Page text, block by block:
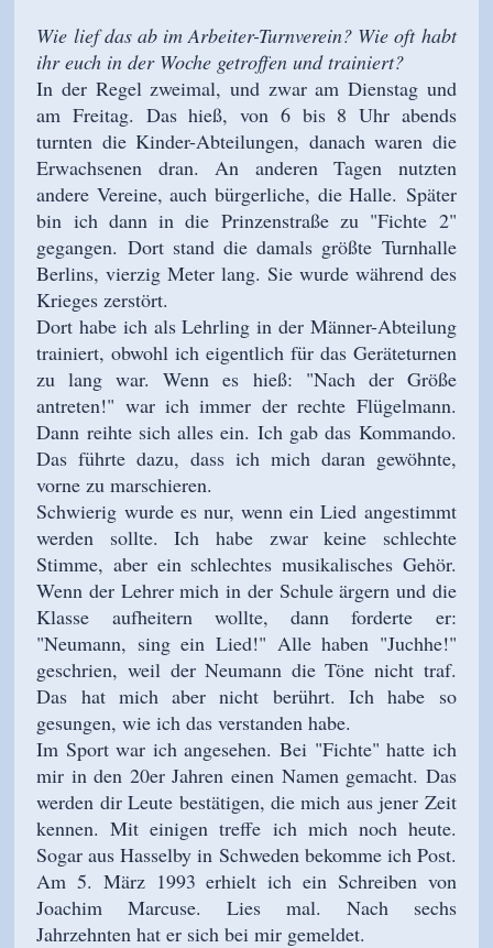
Wie lief das ab im Arbeiter-Turnverein? Wie oft habt
ihr euch in der Woche getroffen und trainiert?
In der Regel zweimal, und zwar am Dienstag und
am Freitag. Das hieß, von 6 bis 8 Uhr abends
turnten die Kinder-Abteilungen, danach waren die
Erwachsenen dran. An anderen Tagen nutzten
andere Vereine, auch bürgerliche, die Halle. Später
bin ich dann in die Prinzenstraße zu "Fichte 2"
gegangen. Dort stand die damals größte Turnhalle
Berlins, vierzig Meter lang. Sie wurde während des
Krieges zerstört.
Dort habe ich als Lehrling in der Männer-Abteilung
trainiert, obwohl ich eigentlich für das Geräteturnen
zu lang war. Wenn es hieß: "Nach der Größe
antreten!" war ich immer der rechte Flügelmann.
Dann reihte sich alles ein. Ich gab das Kommando.
Das führte dazu, dass ich mich daran gewöhnte,
vorne zu marschieren.
Schwierig wurde es nur, wenn ein Lied angestimmt
werden sollte. Ich habe zwar keine schlechte
Stimme, aber ein schlechtes musikalisches Gehör.
Wenn der Lehrer mich in der Schule ärgern und die
Klasse aufheitern wollte, dann forderte er:
"Neumann, sing ein Lied!" Alle haben "Juchhe!"
geschrien, weil der Neumann die Töne nicht traf.
Das hat mich aber nicht berührt. Ich habe so
gesungen, wie ich das verstanden habe.
Im Sport war ich angesehen. Bei "Fichte" hatte ich
mir in den 20er Jahren einen Namen gemacht. Das
werden dir Leute bestätigen, die mich aus jener Zeit
kennen. Mit einigen treffe ich mich noch heute.
Sogar aus Hasselby in Schweden bekomme ich Post.
Am 5. März 1993 erhielt ich ein Schreiben von
Joachim Marcuse. Lies mal. Nach sechs
Jahrzehnten hat er sich bei mir gemeldet.